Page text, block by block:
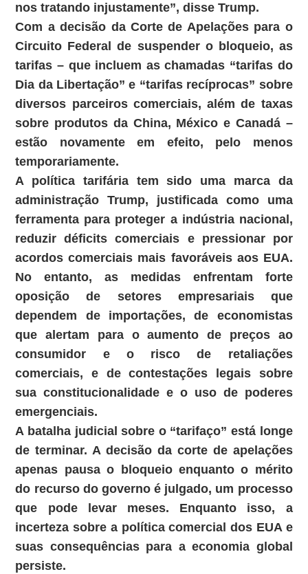
nos tratando injustamente”, disse Trump.
Com a decisão da Corte de Apelações para o
Circuito Federal de suspender o bloqueio, as
tarifas – que incluem as chamadas “tarifas do
Dia da Libertação” e “tarifas recíprocas” sobre
diversos parceiros comerciais, além de taxas
sobre produtos da China, México e Canadá –
estão novamente em efeito, pelo menos
temporariamente.
A política tarifária tem sido uma marca da
administração Trump, justificada como uma
ferramenta para proteger a indústria nacional,
reduzir déficits comerciais e pressionar por
acordos comerciais mais favoráveis aos EUA.
No entanto, as medidas enfrentam forte
oposição de setores empresariais que
dependem de importações, de economistas
que alertam para o aumento de preços ao
consumidor e o risco de retaliações
comerciais, e de contestações legais sobre
sua constitucionalidade e o uso de poderes
emergenciais.
A batalha judicial sobre o “tarifaço” está longe
de terminar. A decisão da corte de apelações
apenas pausa o bloqueio enquanto o mérito
do recurso do governo é julgado, um processo
que pode levar meses. Enquanto isso, a
incerteza sobre a política comercial dos EUA e
suas consequências para a economia global
persiste.